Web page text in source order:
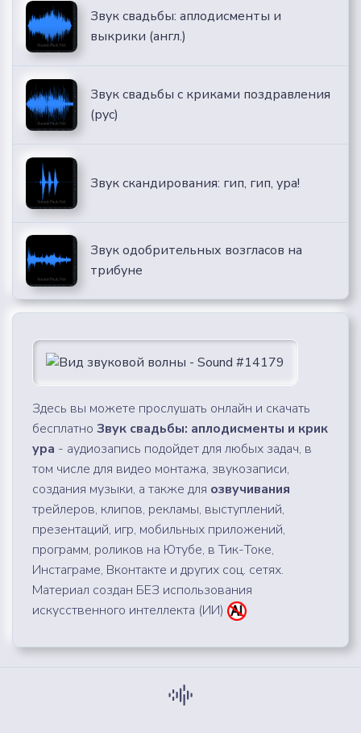
Звук свадьбы: аплодисменты и
выкрики (англ.)
Звук свадьбы с криками поздравления
(рус)
Звук скандирования: гип, гип, ура!
Звук одобрительных возгласов на
трибуне
Здесь вы можете прослушать онлайн и скачать
бесплатно Звук свадьбы: аплодисменты и крик
ура - аудиозапись подойдет для любых задач, в
том числе для видео монтажа, звукозаписи,
создания музыки, а также для озвучивания
трейлеров, клипов, рекламы, выступлений,
презентаций, игр, мобильных приложений,
программ, роликов на Ютубе, в Тик-Токе,
Инстаграме, Вконтакте и других соц. сетях.
Материал создан БЕЗ использования
искусственного интеллекта (ИИ)